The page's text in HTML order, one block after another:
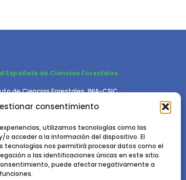
consentimiento
utilizamos tecnologías como las
o acceder a la información del dispositivo. El
nos permitirá procesar datos como el
o las identificaciones únicas en este sitio.
puede afectar negativamente a
Española de Ciencias Forestales
de Ciencias Forestales, INIA-CSIC
de la Coruña km 7,5 - 28040 Madrid
DE COOKIES.